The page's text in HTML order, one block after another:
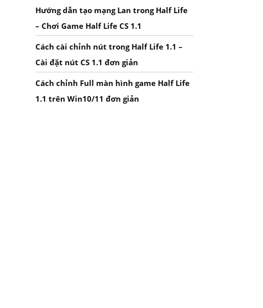
Hướng dẫn tạo mạng Lan trong Half Life
– Chơi Game Half Life CS 1.1
Cách cài chỉnh nút trong Half Life 1.1 –
Cài đặt nút CS 1.1 đơn giản
Cách chỉnh Full màn hình game Half Life
1.1 trên Win10/11 đơn giản